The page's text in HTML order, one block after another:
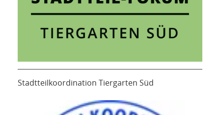
Stadtteilkoordination Tiergarten Süd